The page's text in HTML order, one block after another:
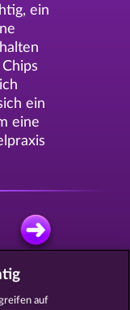
ein
ein
eine
auf